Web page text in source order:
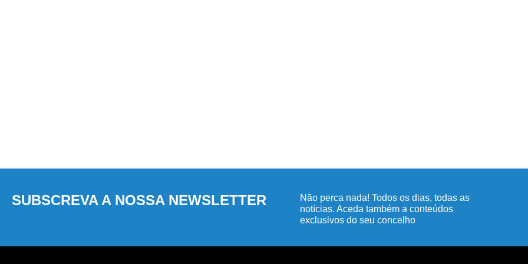
SUBSCREVA A NOSSA NEWSLETTER
Não perca nada! Todos os dias, todas as
notícias. Aceda também a conteúdos
exclusivos do seu concelho